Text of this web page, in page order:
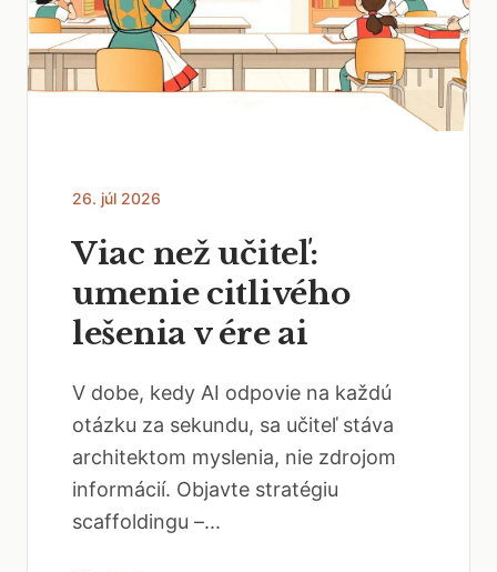
26. júl 2026
Viac než učiteľ:
umenie citlivého
lešenia v ére ai
V dobe, kedy AI odpovie na každú
otázku za sekundu, sa učiteľ stáva
architektom myslenia, nie zdrojom
informácií. Objavte stratégiu
scaffoldingu –...